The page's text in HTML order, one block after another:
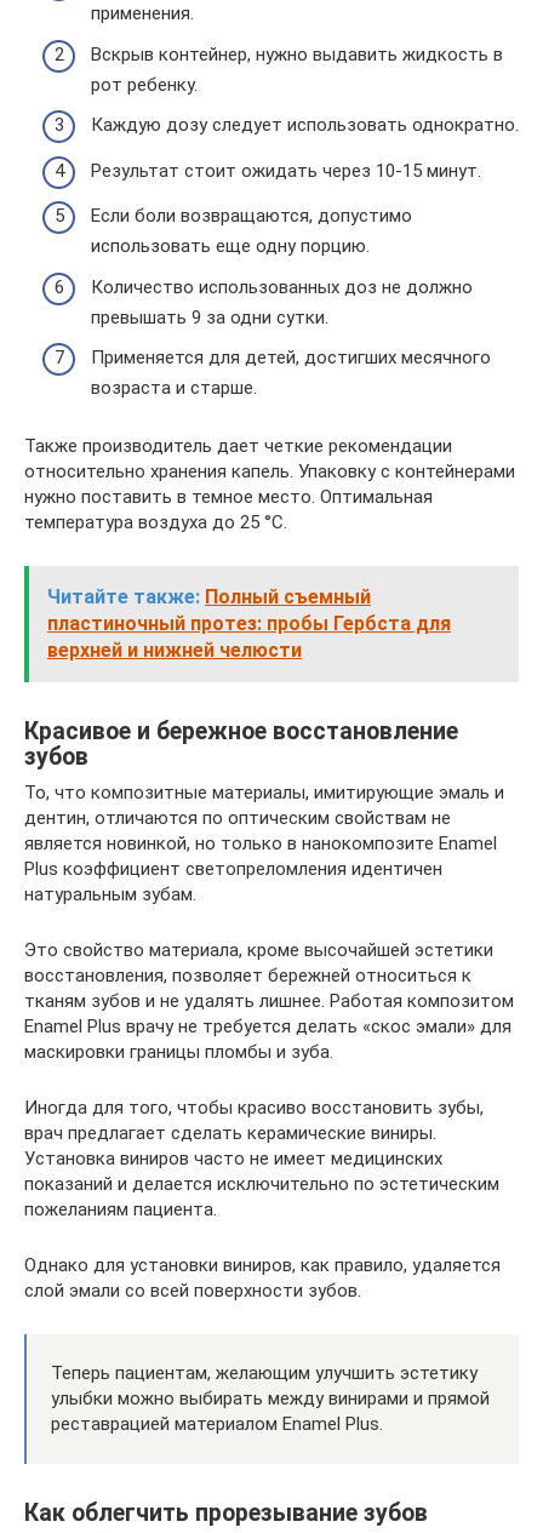
применения.
Вскрыв контейнер, нужно выдавить жидкость в
рот ребенку.
Каждую дозу следует использовать однократно.
Результат стоит ожидать через 10-15 минут.
Если боли возвращаются, допустимо
использовать еще одну порцию.
Количество использованных доз не должно
превышать 9 за одни сутки.
Применяется для детей, достигших месячного
возраста и старше.
Также производитель дает четкие рекомендации
относительно хранения капель. Упаковку с контейнерами
нужно поставить в темное место. Оптимальная
температура воздуха до 25 °C.
Читайте также: Полный съемный
пластиночный протез: пробы Гербста для
верхней и нижней челюсти
Красивое и бережное восстановление
зубов
То, что композитные материалы, имитирующие эмаль и
дентин, отличаются по оптическим свойствам не
является новинкой, но только в нанокомпозите Enamel
Plus коэффициент светопреломления идентичен
натуральным зубам.
Это свойство материала, кроме высочайшей эстетики
восстановления, позволяет бережней относиться к
тканям зубов и не удалять лишнее. Работая композитом
Enamel Plus врачу не требуется делать «скос эмали» для
маскировки границы пломбы и зуба.
Иногда для того, чтобы красиво восстановить зубы,
врач предлагает сделать керамические виниры.
Установка виниров часто не имеет медицинских
показаний и делается исключительно по эстетическим
пожеланиям пациента.
Однако для установки виниров, как правило, удаляется
слой эмали со всей поверхности зубов.
Теперь пациентам, желающим улучшить эстетику
улыбки можно выбирать между винирами и прямой
реставрацией материалом Enamel Plus.
Как облегчить прорезывание зубов